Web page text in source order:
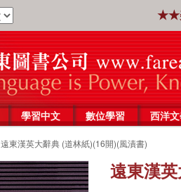
★★
學習中文 數位學習 西洋
遠東漢英大辭典 (道林紙)(16開)(風漬書)
遠東漢